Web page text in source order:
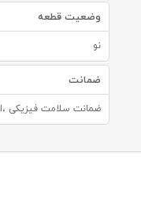
وضعیت قطعه
نو
ضمانت
ضمانت سلامت فیزیکی